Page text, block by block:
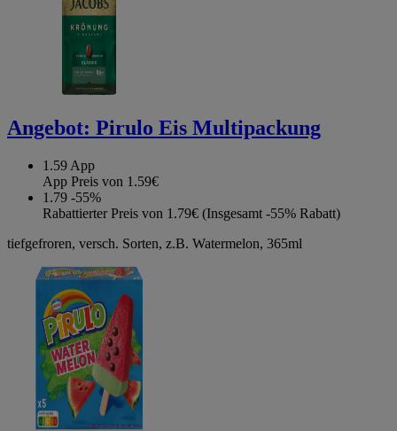
Angebot: Pirulo Eis Multipackung
1.59 App
App Preis von 1.59€
1.79 -55%
Rabattierter Preis von 1.79€ (Insgesamt -55% Rabatt)
tiefgefroren, versch. Sorten, z.B. Watermelon, 365ml